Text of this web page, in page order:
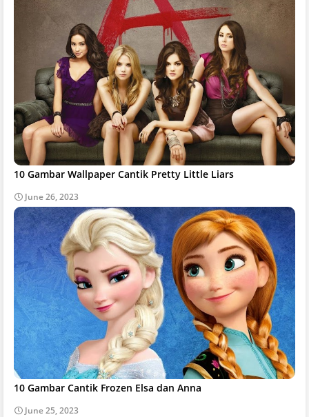
10 Gambar Wallpaper Cantik Pretty Little Liars
June 26, 2023
10 Gambar Cantik Frozen Elsa dan Anna
June 25, 2023